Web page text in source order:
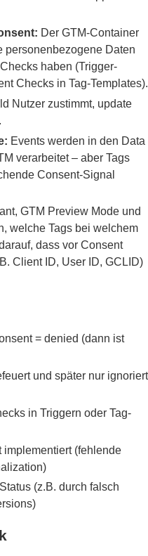
Der GTM-Container
personenbezogene Daten
haben (Trigger-
Checks in Tag-Templates).
Nutzer zustimmt, update
Events werden in den Data
verarbeitet – aber Tags
Consent-Signal
GTM Preview Mode und
welche Tags bei welchem
dass vor Consent
Client ID, User ID, GCLID)
= denied (dann ist
und später nur ignoriert
in Triggern oder Tag-
implementiert (fehlende
(z.B. durch falsch